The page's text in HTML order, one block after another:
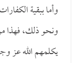
وأما ببقية
ونحو ذلك، فهذا
يكلمهم الله عز